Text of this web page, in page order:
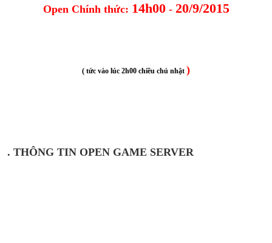
Open Chính thức: 14h00- 20/9/2015
( tức vào lúc 2h00 chiều chủ nhật )
. THÔNG TIN OPEN GAME SERVER